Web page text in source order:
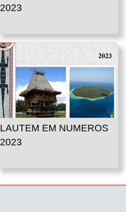
2023
LAUTEM EM NUMEROS
2023